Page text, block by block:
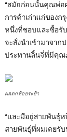
“สมัยก่อนนั้นคุณพ่อ
การค้าเก่าแก่ของก
หนึ่งที่ชอบและซื้อรั
จะสั่งนำเข้ามาจาก
ประทานลิ้นจี่ที่มีคุณ
ผลดกห้อยระย้า
“และมีอยู่สายพันธุ์
สายพันธุ์ที่ผมเคยรั